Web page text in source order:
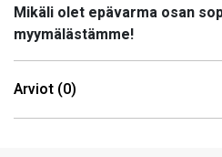
Mikäli olet epävarma osan
myymälästämme!
Arviot (0)